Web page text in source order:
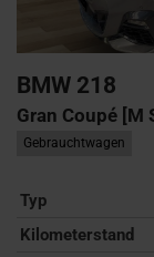
BMW 218
Gran Coupé [M
Gebrauchtwagen
Typ
Kilometerstand